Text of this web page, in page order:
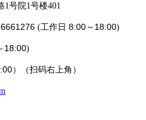
号院1号楼401
(工作日 8:00～18:00)
18:00)
）（扫码右上角）